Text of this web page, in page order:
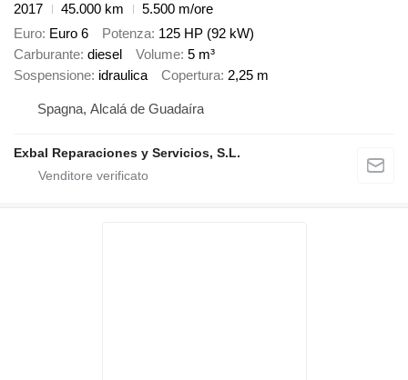
2017
45.000 km
5.500 m/ore
Euro Euro 6 Potenza 125 HP (92 kW)
Carburante diesel Volume 5 m³
Sospensione idraulica Copertura 2,25 m
Spagna, Alcalá de Guadaíra
Exbal Reparaciones y Servicios, S.L.